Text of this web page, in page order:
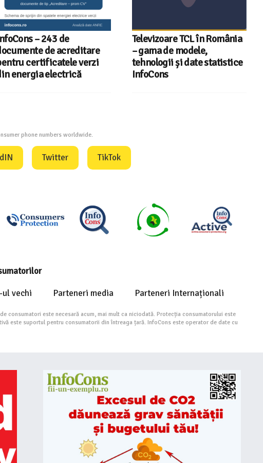
– 243 de
de acreditare
certificatele verzi
energia electrică
Televizoare TCL în România
– gama de modele,
tehnologii și date statistice
InfoCons
phone numbers worldwide.
Twitter TikTok
vechi Parteneri media Parteneri Internaționali
consumatori este necesară acum, mai mult ca niciodată. Protecția consumatorului este
este suportul pentru consumatorii din întreaga țară. InfoCons este operator de date cu